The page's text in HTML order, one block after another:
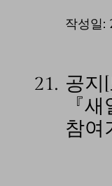
작성일
21. 공지
『
참여